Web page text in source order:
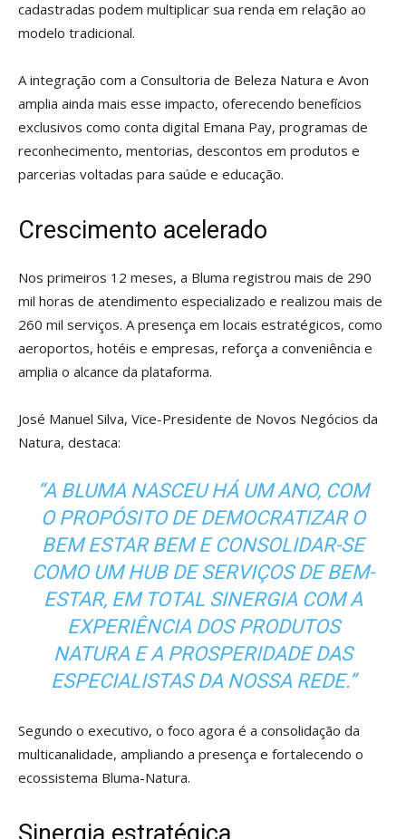
cadastradas podem multiplicar sua renda em relação ao
modelo tradicional.
A integração com a Consultoria de Beleza Natura e Avon
amplia ainda mais esse impacto, oferecendo benefícios
exclusivos como conta digital Emana Pay, programas de
reconhecimento, mentorias, descontos em produtos e
parcerias voltadas para saúde e educação.
Crescimento acelerado
Nos primeiros 12 meses, a Bluma registrou mais de 290
mil horas de atendimento especializado e realizou mais de
260 mil serviços. A presença em locais estratégicos, como
aeroportos, hotéis e empresas, reforça a conveniência e
amplia o alcance da plataforma.
José Manuel Silva, Vice-Presidente de Novos Negócios da
Natura, destaca:
“A BLUMA NASCEU HÁ UM ANO, COM
O PROPÓSITO DE DEMOCRATIZAR O
BEM ESTAR BEM E CONSOLIDAR-SE
COMO UM HUB DE SERVIÇOS DE BEM-
ESTAR, EM TOTAL SINERGIA COM A
EXPERIÊNCIA DOS PRODUTOS
NATURA E A PROSPERIDADE DAS
ESPECIALISTAS DA NOSSA REDE.”
Segundo o executivo, o foco agora é a consolidação da
multicanalidade, ampliando a presença e fortalecendo o
ecossistema Bluma-Natura.